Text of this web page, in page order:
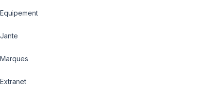
Equipement
Jante
Marques
Extranet